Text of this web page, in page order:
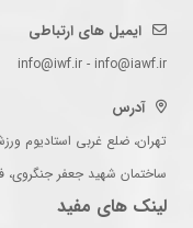
ایمیل های ارتباطی
info@iwf.ir - info@iawf.ir
آدرس
تهران، ضلع غربی استادیوم
ساختمان شهید جعفر جنگروی،
لینک های مفید